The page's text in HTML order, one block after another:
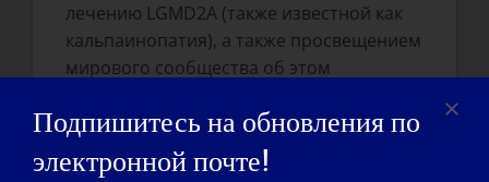
лечению LGMD2A (также известной как
кальпаинопатия), а также просвещением
мирового сообщества об этом
Лично мое последнее достижение -
решение мини-кроссворда New York
Подпишитесь на обновления по
электронной почте!